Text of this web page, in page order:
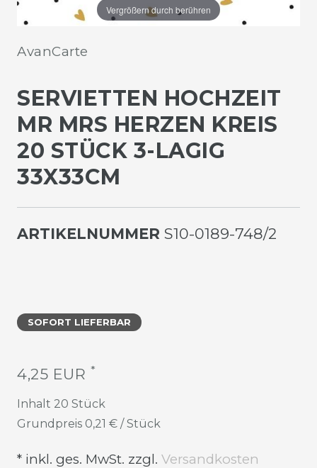
Vergrößern durch berühren
AvanCarte
SERVIETTEN HOCHZEIT
MR MRS HERZEN KREIS
20 STÜCK 3-LAGIG
33X33CM
ARTIKELNUMMER S10-0189-748/2
SOFORT LIEFERBAR
4,25 EUR *
Inhalt 20 Stück
Grundpreis 0,21 € / Stück
* inkl. ges. MwSt. zzgl. Versandkosten